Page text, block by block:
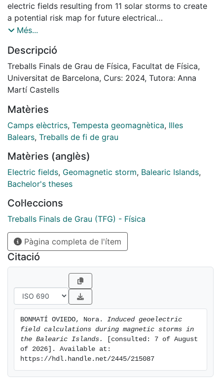
electric fields resulting from 11 solar storms to create
a potential risk map for future electrical
infrastructures. The research employed a 3D electrical
based on spherical elementary current systems for
magnetic field interpolation, due to the lack of
observatories, correlating electric and magnetic fields
using the magnetotelluric method. The study involved
relationship between the electric field magnitude over
the islands and solar activity. Outcomes revealed
cases of abrupt electric field intensities for solar
resulting in risks to electrical grids
Més...
Descripció
Treballs Finals de Grau de Física, Facultat de Física,
Universitat de Barcelona, Curs: 2024, Tutora: Anna
Martí Castells
Matèries
Camps elèctrics, Tempesta geomagnètica, Illes
Balears, Treballs de fi de grau
Matèries (anglès)
Electric fields, Geomagnetic storm, Balearic Islands,
Bachelor's theses
Col·leccions
Treballs Finals de Grau (TFG) - Física
Pàgina completa de l'ítem
Citació
BONMATÍ OVIEDO, Nora. Induced geoelectric
field calculations during magnetic storms in
the Balearic Islands.
[consulted: 7 of August
of 2026]. Available at:
https://hdl.handle.net/2445/215087